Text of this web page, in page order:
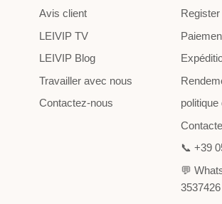
Avis client
LEIVIP TV
LEIVIP Blog
Travailler avec nous
Contactez-nous
Register
politique
📞 +39
💬
3537426